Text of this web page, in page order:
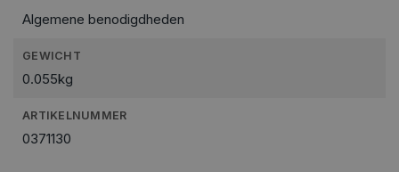
Algemene benodigdheden
GEWICHT
0.055kg
ARTIKELNUMMER
0371130